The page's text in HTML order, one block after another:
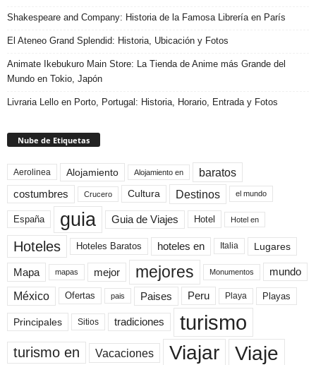
Shakespeare and Company: Historia de la Famosa Librería en París
El Ateneo Grand Splendid: Historia, Ubicación y Fotos
Animate Ikebukuro Main Store: La Tienda de Anime más Grande del
Mundo en Tokio, Japón
Livraria Lello en Porto, Portugal: Historia, Horario, Entrada y Fotos
Nube de Etiquetas
Aerolinea Alojamiento Alojamiento en baratos
costumbres Crucero Cultura Destinos el mundo
España guia Guia de Viajes Hotel Hotel en
Hoteles Hoteles Baratos hoteles en Italia Lugares
Mapa mapas mejor mejores Monumentos mundo
México Ofertas pais Paises Peru Playa Playas
Principales Sitios tradiciones turismo
turismo en Vacaciones Viajar Viaje